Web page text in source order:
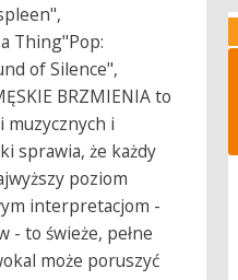
Thing"Pop:
of Silence",
BRZMIENIA to
i
sprawia, że każdy
poziom
interpretacjom -
- to świeże, pełne
może poruszyć